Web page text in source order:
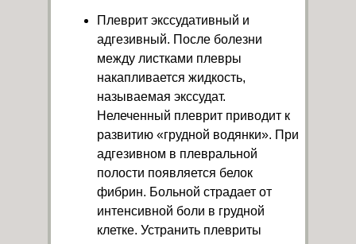
Плеврит экссудативный и
адгезивный. После болезни
между листками плевры
накапливается жидкость,
называемая экссудат.
Нелеченный плеврит приводит к
развитию «грудной водянки». При
адгезивном в плевральной
полости появляется белок
фибрин. Больной страдает от
интенсивной боли в грудной
клетке. Устранить плевриты